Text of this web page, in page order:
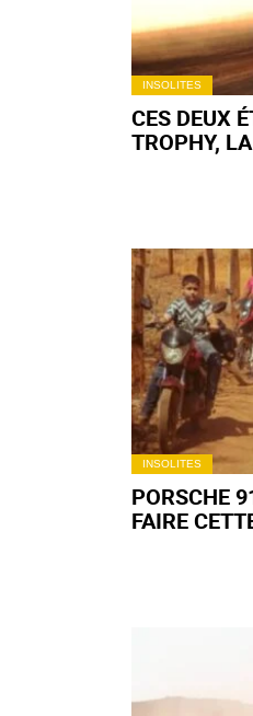
INSOLITES
CES DEUX
TROPHY,
INSOLITES
PORSCHE
FAIRE